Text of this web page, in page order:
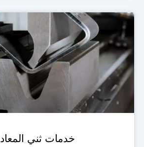
خدمات ثني المعادن